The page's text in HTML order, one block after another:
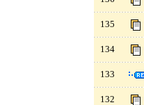
135
134
133
132